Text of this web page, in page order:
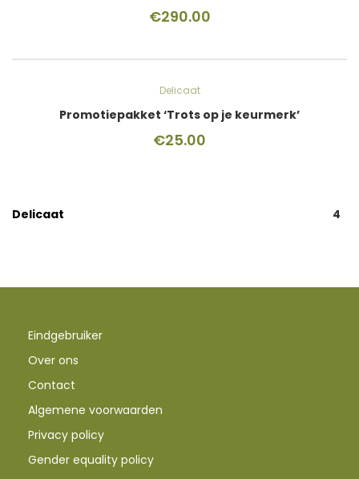
€290.00
Delicaat
Promotiepakket ‘Trots op je keurmerk’
€25.00
Delicaat 4
Eindgebruiker
Over ons
Contact
Algemene voorwaarden
Privacy policy
Gender equality policy